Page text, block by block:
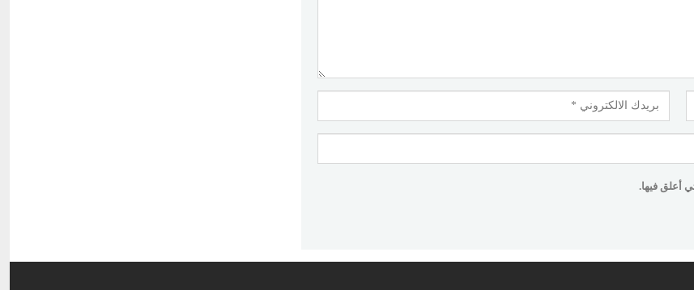
أعلق فيها.